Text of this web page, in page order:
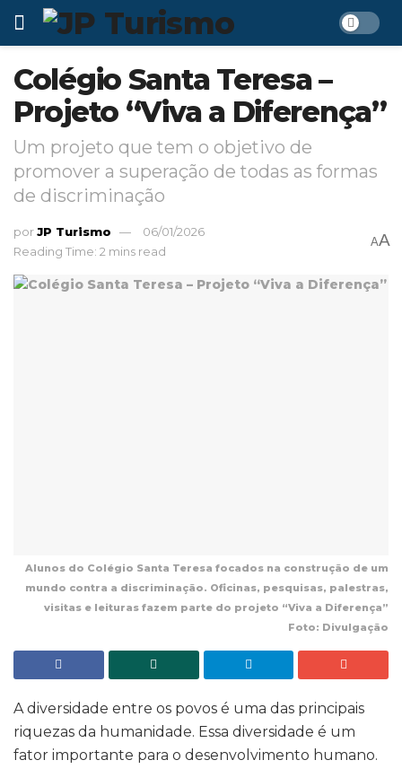
Colégio Santa Teresa –
Projeto “Viva a Diferença”
Um projeto que tem o objetivo de
promover a superação de todas as formas
de discriminação
porJP Turismo
06/01/2026
Reading Time: 2 mins read
AA
Alunos do Colégio Santa Teresa focados na construção de um
mundo contra a discriminação. Oficinas, pesquisas, palestras,
visitas e leituras fazem parte do projeto “Viva a Diferença”
Foto: Divulgação
A diversidade entre os povos é uma das principais
riquezas da humanidade. Essa diversidade é um
fator importante para o desenvolvimento humano.